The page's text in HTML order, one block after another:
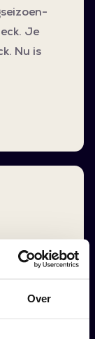
Over
Je
Nu is